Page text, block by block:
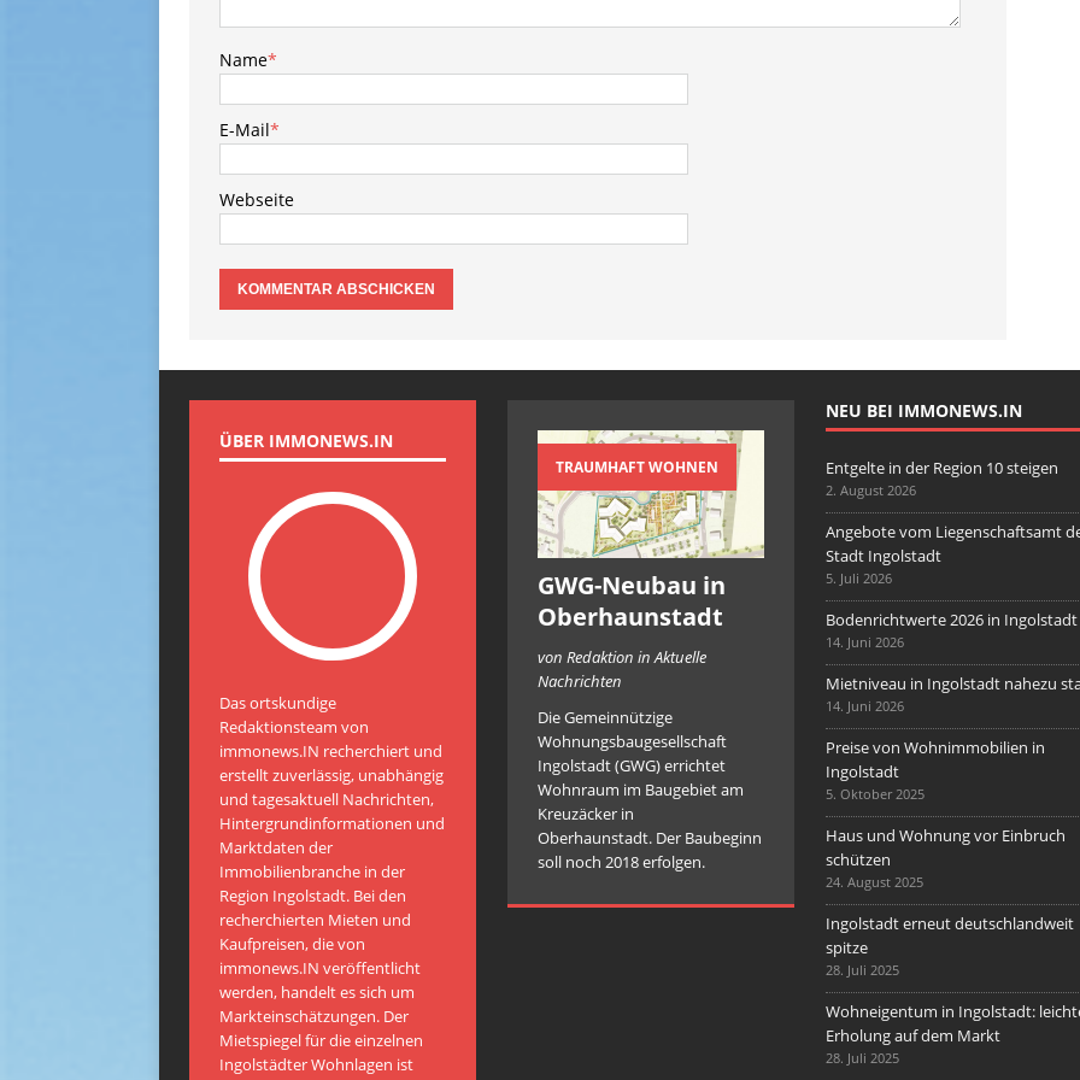
Name*
E-Mail*
Webseite
ÜBER IMMONEWS.IN
Das ortskundige
Redaktionsteam von
immonews.IN recherchiert und
erstellt zuverlässig, unabhängig
und tagesaktuell Nachrichten,
Hintergrundinformationen und
Marktdaten der
Immobilienbranche in der
Region Ingolstadt. Bei den
recherchierten Mieten und
Kaufpreisen, die von
immonews.IN veröffentlicht
werden, handelt es sich um
Markteinschätzungen. Der
Mietspiegel für die einzelnen
Ingolstädter Wohnlagen ist
TRAUMHAFT WOHNEN
GWG-Neubau in
Oberhaunstadt
von Redaktion in Aktuelle
Nachrichten
Die Gemeinnützige
Wohnungsbaugesellschaft
Ingolstadt (GWG) errichtet
Wohnraum im Baugebiet am
Kreuzäcker in
Oberhaunstadt. Der Baubeginn
soll noch 2018 erfolgen.
NEU BEI IMMONEWS.IN
Entgelte in der Region 10 steigen
2. August 2026
Angebote vom Liegenschaftsamt
Stadt Ingolstadt
5. Juli 2026
Bodenrichtwerte 2026 in Ingolstadt
14. Juni 2026
Mietniveau in Ingolstadt nahezu
14. Juni 2026
Preise von Wohnimmobilien in
Ingolstadt
5. Oktober 2025
Haus und Wohnung vor Einbruch
schützen
24. August 2025
Ingolstadt erneut deutschlandweit
spitze
28. Juli 2025
Wohneigentum in Ingolstadt:
Erholung auf dem Markt
28. Juli 2025